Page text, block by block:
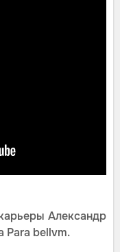
Александр
Para bellvm.